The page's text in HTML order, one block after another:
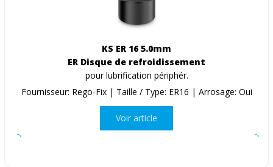
KS ER 16 5.0mm
ER Disque de refroidissement
pour lubrification périphér.
Fournisseur: Rego-Fix | Taille / Type: ER16 | Arrosage: Oui
Voir article